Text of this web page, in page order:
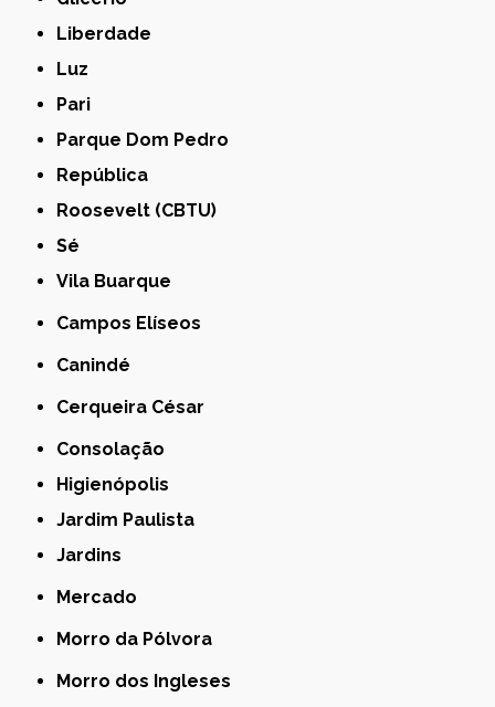
Liberdade
Luz
Pari
Parque Dom Pedro
República
Roosevelt (CBTU)
Sé
Vila Buarque
Campos Elíseos
Canindé
Cerqueira César
Consolação
Higienópolis
Jardim Paulista
Jardins
Mercado
Morro da Pólvora
Morro dos Ingleses